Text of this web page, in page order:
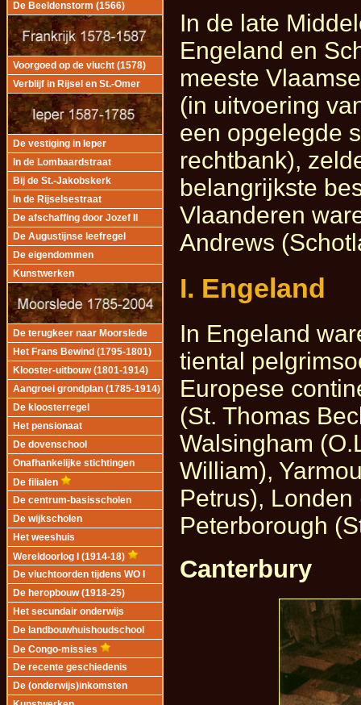
De Beeldenstorm (1566)
Voorgoed op de vlucht (1578)
Verblijf in Rijsel en St.-Omer
De vestiging in Ieper
In de Lombaardstraat
Bij de St.-Jakobskerk
In de Rijselsestraat
De afschaffing door Jozef II
De Augustijnse leefregel
De eigendommen
Kunstwerken
De terugkeer naar Moorslede
Het Frans Bewind (1795-1801)
Klooster-uitbouw (1801-1914)
Aangroei grondplan (1785-1914)
De kloosterregel
Het pensionaat
De dovenschool
Onafhankelijke stichtingen
De filialen
De centrum-basisscholen
De wijkscholen
Het weeshuis
Wereldoorlog I (1914-18)
De vluchtoorden tijdens WO I
De heropbouw (1918-25)
Het secundair onderwijs
De landbouwhuishoudschool
De Congo-missies
De recente geschiedenis
De (onderwijs)inkomsten
In de late
Engeland en
meeste
(in uitvoering
een opgelegde
rechtbank),
belangrijkste
Vlaanderen
Andrews
I. Engeland
In Engeland
tiental
Europese
(St. Thomas
Walsingham
William),
Petrus),
Peterborough
Canterbury